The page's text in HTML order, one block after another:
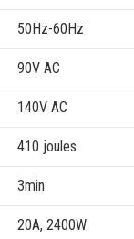
50Hz-60Hz
90V AC
140V AC
410 joules
3min
20A, 2400W